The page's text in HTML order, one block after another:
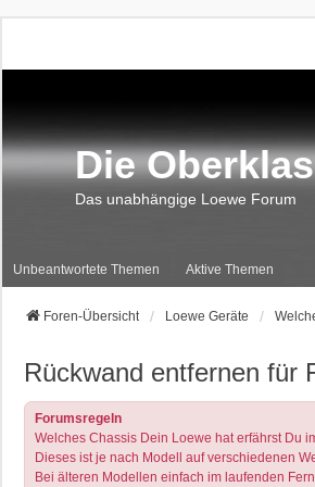
Die
Das unabhängige Loewe Forum
Unbeantwortete Themen Aktive Themen
Foren-Übersicht Loewe Geräte
Rückwand entfernen für
Forumsregeln
Welches Chassis Dein Loewe hat erfährst Du
Dieses ist je nach Modell auf verschiedenen
Bei älteren Modellen einfach im laufenden